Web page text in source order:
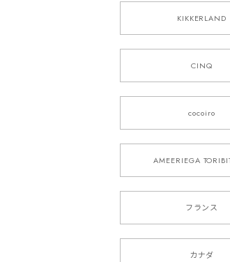
KIKKERLAND
CINQ
cocoiro
AMEERIEGA
フランス
カナダ